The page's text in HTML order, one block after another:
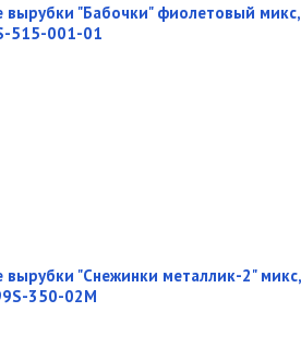
"Бабочки" фиолетовый микс,
515-001-01
"Снежинки металлик-2" микс,
350-02M